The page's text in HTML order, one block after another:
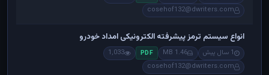
cosehof132@dwriters.com
انواع سیستم ترمز پیشرفته الکترونیکی امداد خودرو
1 سال پیش 1.46 MB
PDF
1,033
cosehof132@dwriters.com